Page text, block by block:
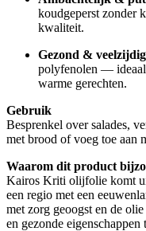
koudgeperst zonder
kwaliteit.
Gezond &
polyfenolen —
warme gerechten.
Gebruik
Besprenkel over salades,
met brood of voeg toe aan
Waarom dit product
Kairos Kriti olijfolie komt
een regio met een
met zorg geoogst en de
en gezonde eigenschappen